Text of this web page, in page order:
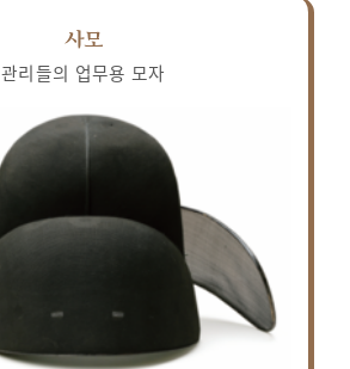
사모
관리들의 업무용 모자